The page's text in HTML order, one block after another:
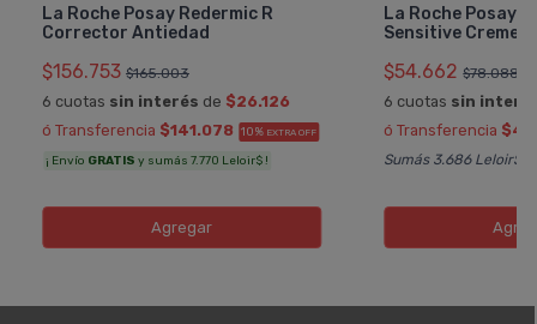
La Roche Posay Redermic R
Corrector Antiedad
$156.753 $165.003
6 cuotas sin interés de $26.126
ó Transferencia $141.078 10% EXTRA OFF
¡ Envío GRATIS y sumás 7.770 Leloir$ !
Agregar
La Roche Posay
Sensitive Creme
$54.662 $78.088
6 cuotas sin
ó Transferencia
Sumás 3.686 Leloir$